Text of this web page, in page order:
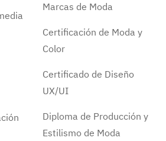
Marcas de Moda
Certificación de Moda y
Color
Certificado de Diseño
UX/UI
Diploma de Producción y
Estilismo de Moda